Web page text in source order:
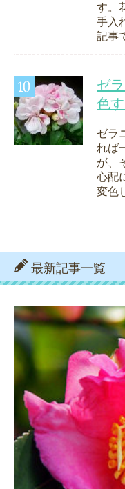
す。
手入
記事
ゼ
色
ゼラ
れば
が、
心配
変色
最新記事一覧